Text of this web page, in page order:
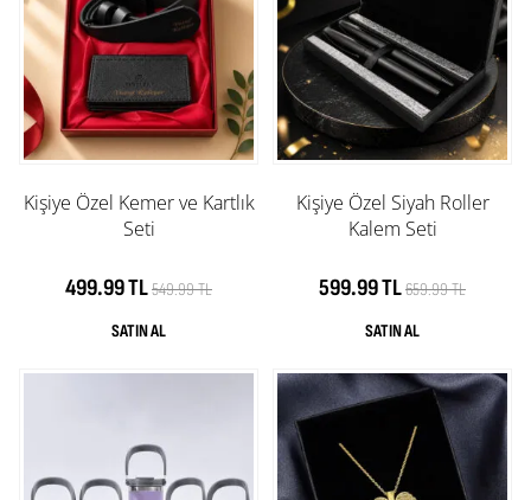
Kişiye Özel Kemer ve Kartlık
Seti
499.99 TL549.99 TL
Kişiye Özel Siyah Roller
Kalem Seti
599.99 TL659.99 TL